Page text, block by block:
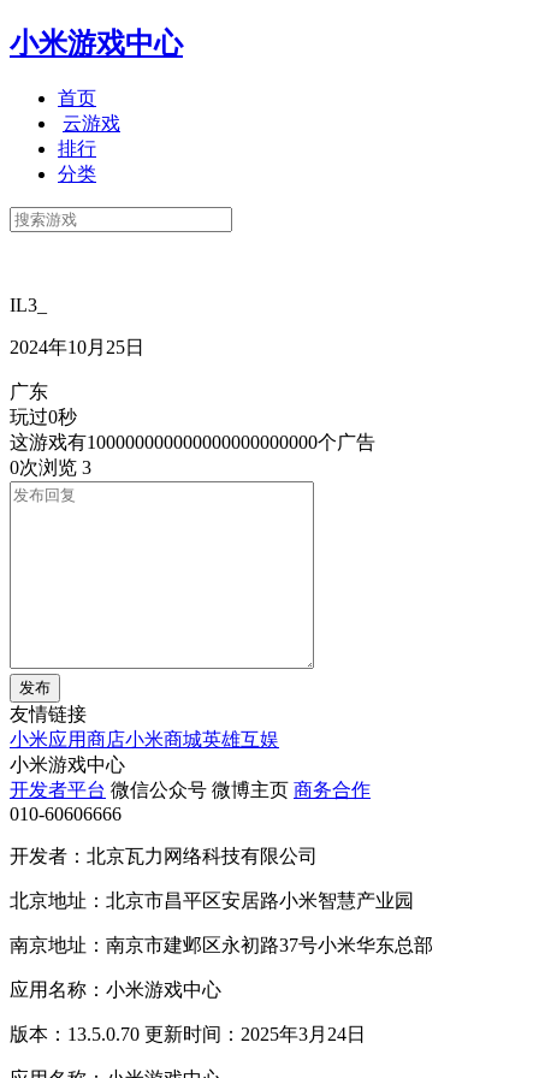
小米游戏中心
首页
云游戏
排行
分类
IL3_
2024年10月25日
广东
玩过0秒
这游戏有100000000000000000000000个广告
0次浏览 3
发布
友情链接
小米应用商店小米商城英雄互娱
小米游戏中心
开发者平台 微信公众号 微博主页 商务合作
010-60606666
开发者：北京瓦力网络科技有限公司
北京地址：北京市昌平区安居路小米智慧产业园
南京地址：南京市建邺区永初路37号小米华东总部
应用名称：小米游戏中心
版本：13.5.0.70 更新时间：2025年3月24日